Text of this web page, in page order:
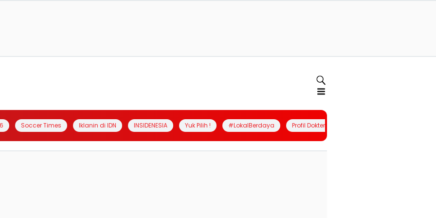
Soccer Times Iklanin di IDN INSIDENESIA Yuk Pilih ! #LokalBerdaya Profil Dokter